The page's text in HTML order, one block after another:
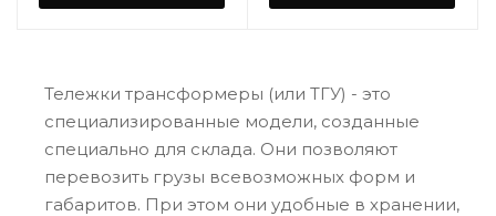
Тележки трансформеры (или ТГУ) - это
специализированные модели, созданные
специально для склада. Они позволяют
перевозить грузы всевозможных форм и
габаритов. При этом они удобные в хранении,